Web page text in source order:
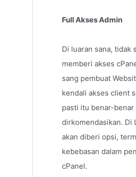
Full Akses Admin
Di luaran sana, tidak
memberi akses
sang pembuat
kendali akses client
pasti itu benar-benar
dirkomendasikan. Di
akan diberi opsi,
kebebasan dalam
cPanel.